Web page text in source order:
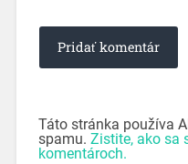
Táto stránka používa
spamu. Zistite, ako sa
komentároch.